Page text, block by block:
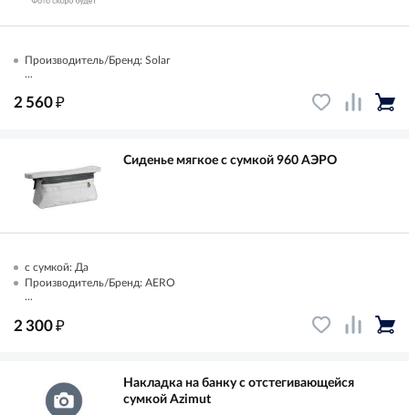
Производитель/Бренд: Solar
...
2 560₽
Сиденье мягкое с сумкой 960 АЭРО
с сумкой: Да
Производитель/Бренд: AERO
...
2 300₽
Накладка на банку с отстегивающейся
сумкой Azimut